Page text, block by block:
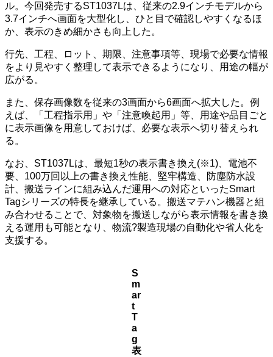
ル。今回発売するST1037Lは、従来の2.9インチモデルから
3.7インチへ画面を大型化し、ひと目で確認しやすくなるほ
か、表示のきめ細かさも向上した。
行先、工程、ロット、期限、注意事項等、現場で必要な情報
をより見やすく整理して表示できるようになり、用途の幅が
広がる。
また、保存画像数を従来の3画面から6画面へ拡大した。例
えば、「工程指示用」や「注意喚起用」等、用途や品目ごと
に表示画像を用意しておけば、必要な表示へ切り替えられ
る。
なお、ST1037Lは、最短1秒の表示書き換え(※1)、電池不
要、100万回以上の書き換え性能、堅牢構造、防塵防水設
計、搬送ラインに組み込んだ運用への対応といったSmart
Tagシリーズの特長を継承している。搬送マテハン機器と組
み合わせることで、対象物を搬送しながら表示情報を書き換
える運用も可能となり、物流?製造現場の自動化や省人化を
支援する。
S
m
ar
t
T
a
g
表